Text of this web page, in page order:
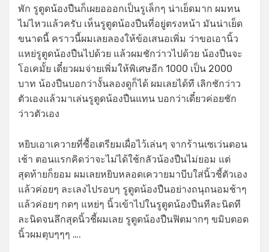
พัก รูตูดน้องปืนก็เผยอออกเป็นรูเล็กๆ น่าเย็ดมาก ผมทน
ไม่ไหวแล้วครับ เห็นรูตูดน้องปืนที่อยู่ตรงหน้า มันน่าเย็ด
ขนาดนี้ คราวนี้ผมเลยลองให้ข้อเสนอเพิ่ม ว่าขอเอานิ้ว
แหย่รูตูดน้องปืนไปด้วย แล้วผมชักว่าวไปด้วย น้องปืนจะ
โอเคมั้ย เดี๋ยวผมจ่ายเพิ่มให้พิเศษอีก 1000 เป็น 2000
บาท น้องปืนบอกว่างั้นลองดูก็ได้ ผมเลยได้ที เลิกชักว่าว
ตัวเองแล้วมาเล่นรูตูดน้องปืนแทน บอกว่าเดี๋ยวค่อยชัก
ว่าวตัวเอง
หยิบเอาเควายที่ซื้อเตรียมเผื่อไว้เล่นๆ จากร้านเซเว่นตอน
เช้า ตอนแรกคิดว่าจะไม่ได้ใช้กลัวน้องปืนไม่ยอม แต่
สุดท้ายก็ยอม ผมเลยหยิบหลอดเควายมาบีบใส่นิ้วชี้ตัวเอง
แล้วค่อยๆ ละเลงไปรอบๆ รูตูดน้องปืนอย่างถนุถนอมช้าๆ
แล้วค่อยๆ กดๆ แหย่ๆ นิ้วเข้าไปในรูตูดน้องปืนทีละนิดที
ละนิดจนลึกสุดนิ้วชี้ผมเลย รูตูดน้องปืนฟิตมากๆ ขมิบตอด
นิ้วผมตุบๆๆๆ ….